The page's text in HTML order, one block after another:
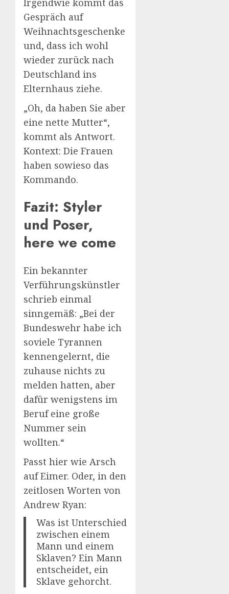
Irgendwie kommt das
Gespräch auf
Weihnachtsgeschenke
und, dass ich wohl
wieder zurück nach
Deutschland ins
Elternhaus ziehe.
„Oh, da haben Sie aber
eine nette Mutter“,
kommt als Antwort.
Kontext: Die Frauen
haben sowieso das
Kommando.
Fazit: Styler
und Poser,
here we come
Ein bekannter
Verführungskünstler
schrieb einmal
sinngemäß: „Bei der
Bundeswehr habe ich
soviele Tyrannen
kennengelernt, die
zuhause nichts zu
melden hatten, aber
dafür wenigstens im
Beruf eine große
Nummer sein
wollten.“
Passt hier wie Arsch
auf Eimer. Oder, in den
zeitlosen Worten von
Andrew Ryan:
Was ist Unterschied
zwischen einem
Mann und einem
Sklaven? Ein Mann
entscheidet, ein
Sklave gehorcht.